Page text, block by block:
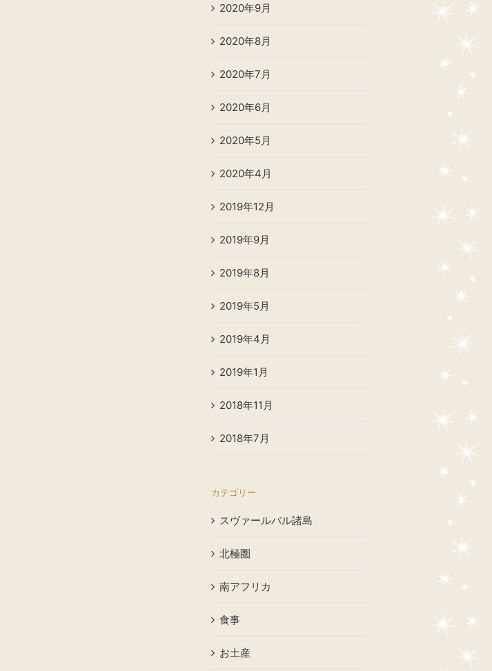
2020年9月
2020年8月
2020年7月
2020年6月
2020年5月
2020年4月
2019年12月
2019年9月
2019年8月
2019年5月
2019年4月
2019年1月
2018年11月
2018年7月
カテゴリー
スヴァールバル諸島
北極圏
南アフリカ
食事
お土産